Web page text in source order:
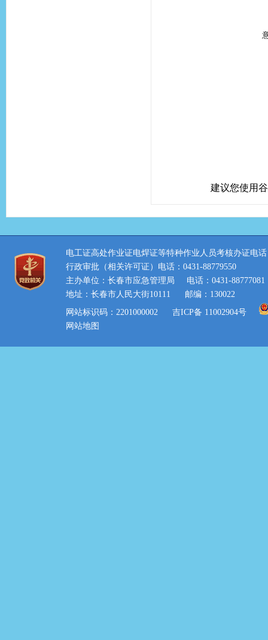
建议您使用
电工证高处作业证电焊证等特种作业人员考核办证电话
行政审批（相关许可证）电话：0431-88779550
主办单位：长春市应急管理局
电话：0431-88777081
地址：长春市人民大街10111
邮编：130022
网站标识码：2201000002
吉ICP备 11002904号
网站地图